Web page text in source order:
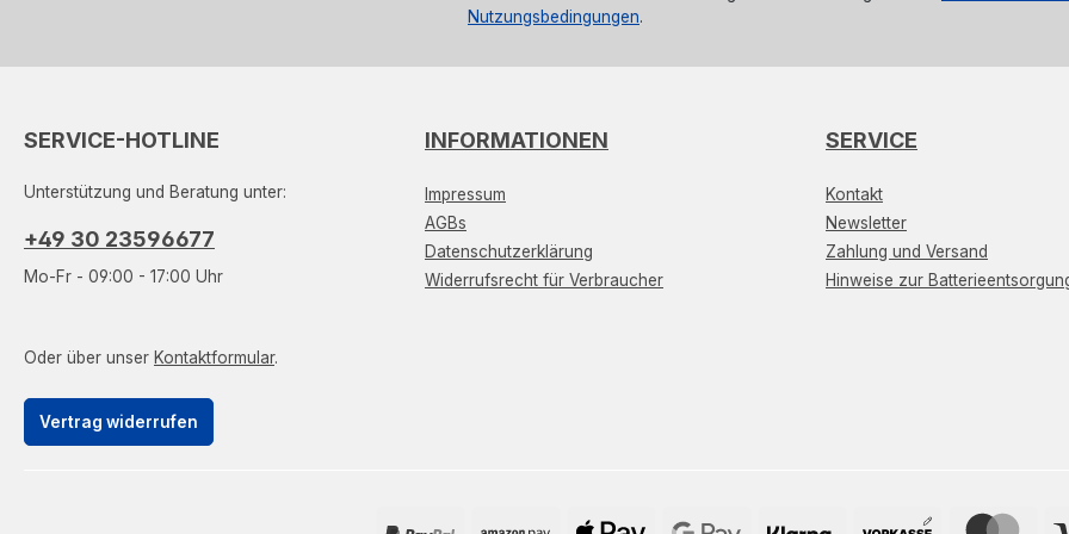
Nutzungsbedingungen.
SERVICE-HOTLINE
Unterstützung und Beratung unter:
+49 30 23596677
Mo-Fr - 09:00 - 17:00 Uhr
Oder über unser Kontaktformular.
Vertrag widerrufen
INFORMATIONEN
Impressum
AGBs
Datenschutzerklärung
Widerrufsrecht für Verbraucher
SERVICE
Kontakt
Newsletter
Zahlung und Versand
Hinweise zur